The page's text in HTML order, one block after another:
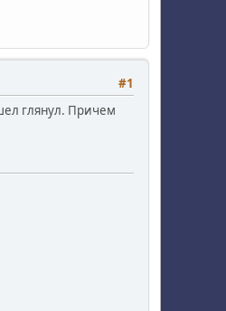
#1
глянул. Причем